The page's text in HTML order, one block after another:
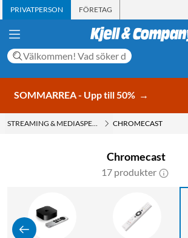
PRIVATPERSON FÖRETAG
SOMMARREA - Upp till 50% →
STREAMING & MEDIASPELARE CHROMECAST
Chromecast
17 produkter